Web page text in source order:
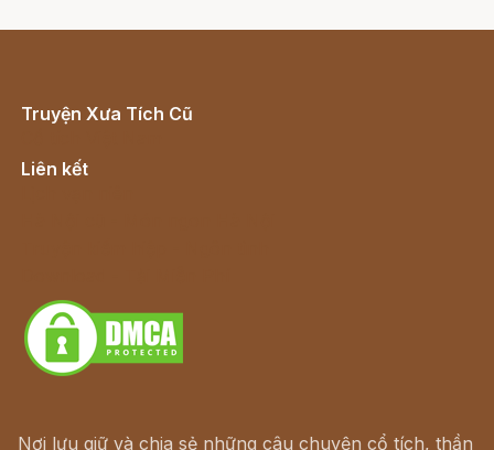
Truyện Xưa Tích Cũ
Liên kết
Nơi lưu giữ và chia sẻ những câu chuyện cổ tích, thần